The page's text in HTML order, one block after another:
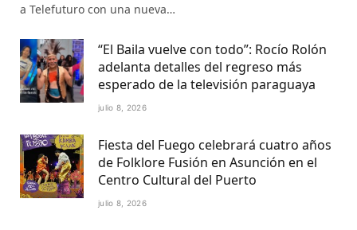
a Telefuturo con una nueva…
“El Baila vuelve con todo”: Rocío Rolón
adelanta detalles del regreso más
esperado de la televisión paraguaya
julio 8, 2026
Fiesta del Fuego celebrará cuatro años
de Folklore Fusión en Asunción en el
Centro Cultural del Puerto
julio 8, 2026